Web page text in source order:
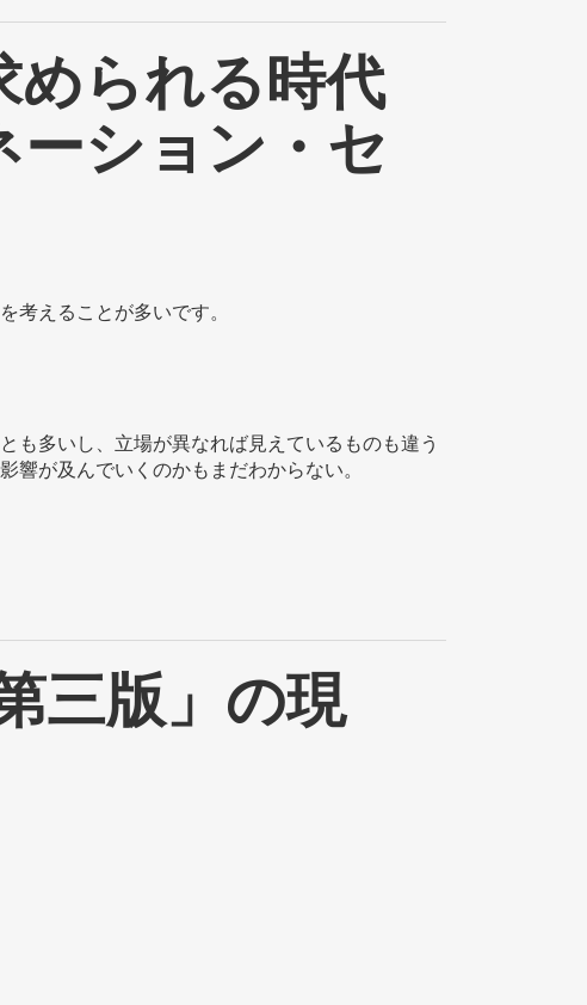
められる時代
ーション・セ
考えることが多いです。
も多いし、立場が異なれば見えているものも違う
が及んでいくのかもまだわからない。
三版」の現